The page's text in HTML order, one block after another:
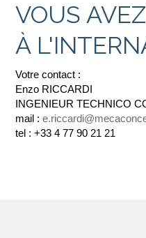
VOUS
À
Votre contact :
Enzo RICCARDI
INGENIEUR TECHNICO
mail :
tel : +33 4 77 90 21 21